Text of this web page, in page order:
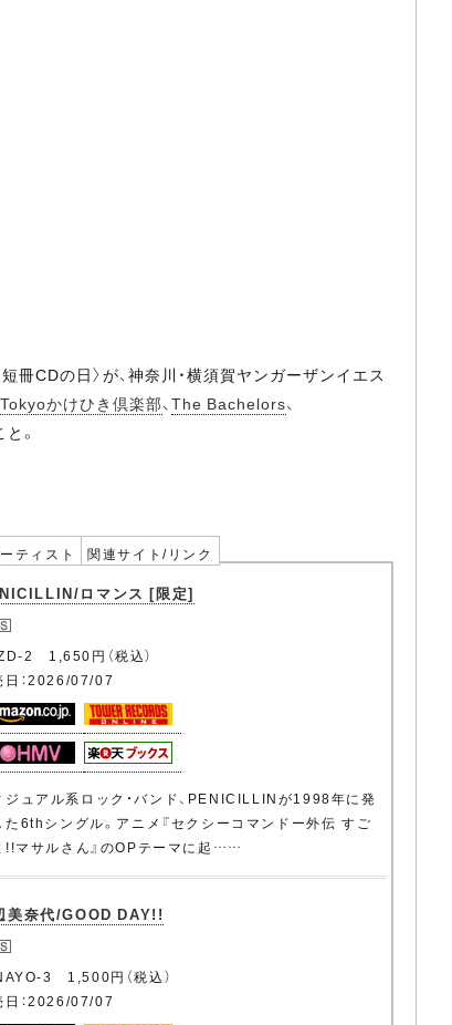
CDの日〉が、神奈川・横須賀ヤンガーザンイエス
Tokyoかけひき倶楽部、The Bachelors、
。
ティスト 関連サイト/リンク
ロマンス [限定]
2 1,650円（税込）
日：2026/07/07
ジュアル系ロック・バンド、PENICILLINが1998年に発
た6thシングル。アニメ『セクシーコマンドー外伝 すご
!!マサルさん』のOPテーマに起……
美奈代/GOOD DAY!!
3 1,500円（税込）
日：2026/07/07